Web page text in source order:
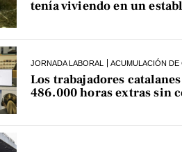
tenía viviendo en un
JORNADA LABORAL ACUMULACIÓN DE
Los trabajadores
486.000 horas extras sin